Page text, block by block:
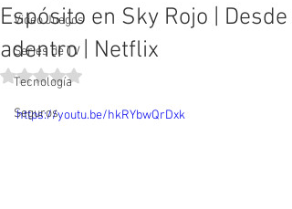
Video Juegos
Series de TV
Tecnología
Seguros
Espósito en Sky Rojo | Desde
adentro | Netflix
Obtuvo NaN de 5 estrellas.
https://youtu.be/hkRYbwQrDxk